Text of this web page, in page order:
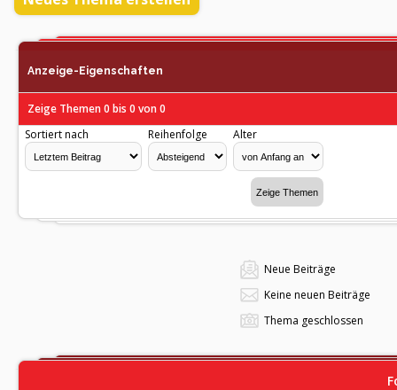
Anzeige-Eigenschaften
Zeige Themen 0 bis 0 von 0
Sortiert nach
Reihenfolge Alter
Neue Beiträge
Keine neuen Beiträge
Thema geschlossen